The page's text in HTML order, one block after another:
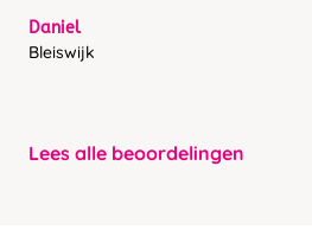
Daniel
Bleiswijk
Lees alle beoordelingen